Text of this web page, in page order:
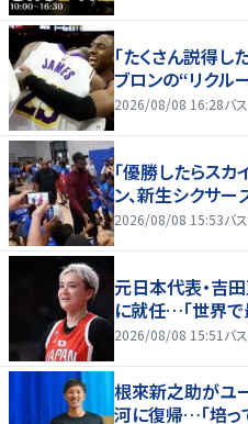
「たくさん説得し
ブロンの“リクル
2026/08/08 16:28バ
「優勝したらス
ン、新生シクサ
2026/08/08 15:53バ
元日本代表・吉
に就任…「世界で
2026/08/08 15:51 バ
根來新之助がユ
河に復帰…「培っ